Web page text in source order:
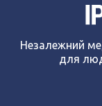
Незалежний
для